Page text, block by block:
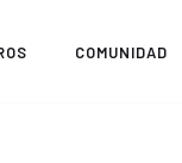
COMUNIDAD